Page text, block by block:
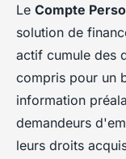
Le Compte
solution de
actif cumule des
compris pour un
information
demandeurs
leurs droits